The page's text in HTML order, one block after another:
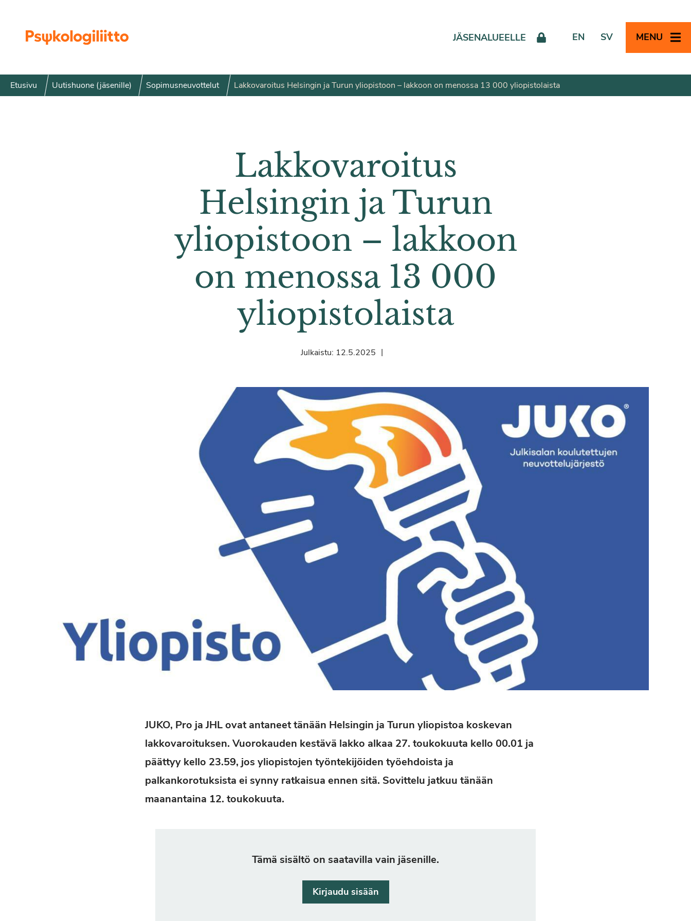
JÄSENALUEELLE EN SV MENU
Etusivu Uutishuone (jäsenille) Sopimusneuvottelut Lakkovaroitus Helsingin ja Turun yliopistoon – lakkoon on menossa 13 000 yliopistolaista
Lakkovaroitus
Helsingin ja Turun
yliopistoon – lakkoon
on menossa 13 000
yliopistolaista
Julkaistu: 12.5.2025 |
JUKO, Pro ja JHL ovat antaneet tänään Helsingin ja Turun yliopistoa koskevan
lakkovaroituksen. Vuorokauden kestävä lakko alkaa 27. toukokuuta kello 00.01 ja
päättyy kello 23.59, jos yliopistojen työntekijöiden työehdoista ja
palkankorotuksista ei synny ratkaisua ennen sitä. Sovittelu jatkuu tänään
maanantaina 12. toukokuuta.
Tämä sisältö on saatavilla vain jäsenille.
Kirjaudu sisään